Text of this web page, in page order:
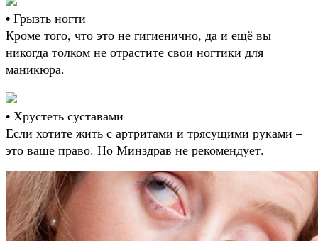
• Грызть ногти
Кроме того, что это не гигиенично, да и ещё вы
никогда толком не отрастите свои ногтики для
маникюра.
• Хрустеть суставами
Если хотите жить с артритами и трясущими руками –
это ваше право. Но Минздрав не рекомендует.